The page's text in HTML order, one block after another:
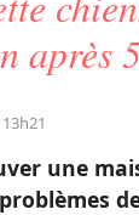
après
une